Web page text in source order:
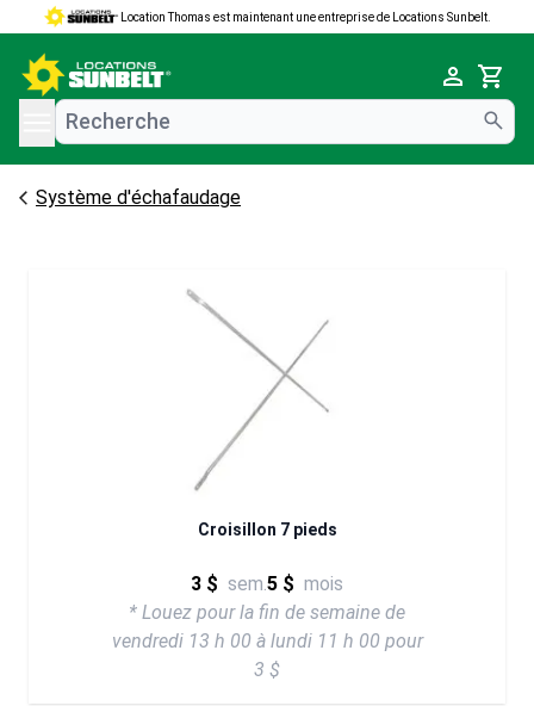
Location Thomas est maintenant une entreprise de Locations Sunbelt.
Cart
menu
Système d'échafaudage
Croisillon 7 pieds
3 $ sem.5 $ mois
* Louez pour la fin de semaine de
vendredi 13 h 00 à lundi 11 h 00 pour
3 $